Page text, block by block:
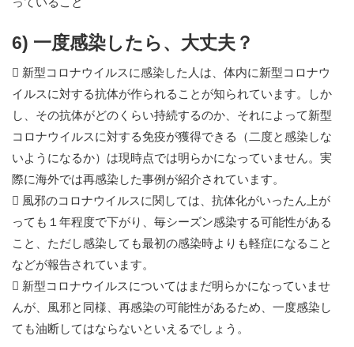
6) 一度感染したら、大丈夫？
 新型コロナウイルスに感染した人は、体内に新型コロナウ
イルスに対する抗体が作られることが知られています。しか
し、その抗体がどのくらい持続するのか、それによって新型
コロナウイルスに対する免疫が獲得できる（二度と感染しな
いようになるか）は現時点では明らかになっていません。実
際に海外では再感染した事例が紹介されています。
 風邪のコロナウイルスに関しては、抗体化がいったん上が
っても１年程度で下がり、毎シーズン感染する可能性がある
こと、ただし感染しても最初の感染時よりも軽症になること
などが報告されています。
 新型コロナウイルスについてはまだ明らかになっていませ
んが、風邪と同様、再感染の可能性があるため、一度感染し
ても油断してはならないといえるでしょう。